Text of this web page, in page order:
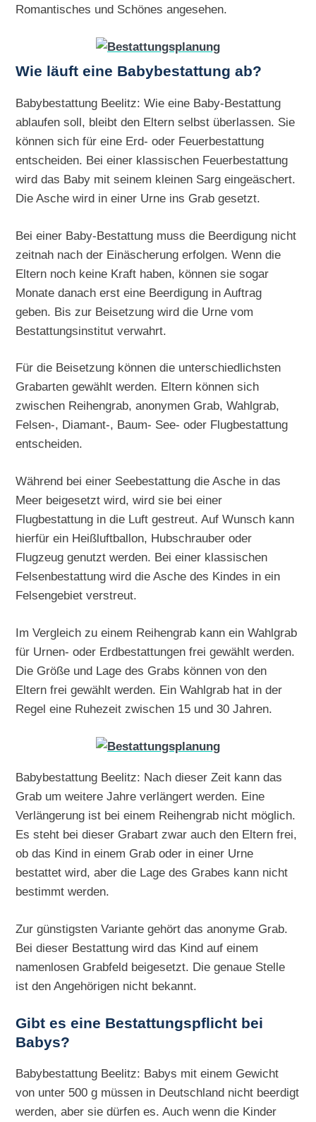
Romantisches und Schönes angesehen.
Wie läuft eine Babybestattung ab?
Babybestattung Beelitz: Wie eine Baby-Bestattung
ablaufen soll, bleibt den Eltern selbst überlassen. Sie
können sich für eine Erd- oder Feuerbestattung
entscheiden. Bei einer klassischen Feuerbestattung
wird das Baby mit seinem kleinen Sarg eingeäschert.
Die Asche wird in einer Urne ins Grab gesetzt.
Bei einer Baby-Bestattung muss die Beerdigung nicht
zeitnah nach der Einäscherung erfolgen. Wenn die
Eltern noch keine Kraft haben, können sie sogar
Monate danach erst eine Beerdigung in Auftrag
geben. Bis zur Beisetzung wird die Urne vom
Bestattungsinstitut verwahrt.
Für die Beisetzung können die unterschiedlichsten
Grabarten gewählt werden. Eltern können sich
zwischen Reihengrab, anonymen Grab, Wahlgrab,
Felsen-, Diamant-, Baum- See- oder Flugbestattung
entscheiden.
Während bei einer Seebestattung die Asche in das
Meer beigesetzt wird, wird sie bei einer
Flugbestattung in die Luft gestreut. Auf Wunsch kann
hierfür ein Heißluftballon, Hubschrauber oder
Flugzeug genutzt werden. Bei einer klassischen
Felsenbestattung wird die Asche des Kindes in ein
Felsengebiet verstreut.
Im Vergleich zu einem Reihengrab kann ein Wahlgrab
für Urnen- oder Erdbestattungen frei gewählt werden.
Die Größe und Lage des Grabs können von den
Eltern frei gewählt werden. Ein Wahlgrab hat in der
Regel eine Ruhezeit zwischen 15 und 30 Jahren.
Babybestattung Beelitz: Nach dieser Zeit kann das
Grab um weitere Jahre verlängert werden. Eine
Verlängerung ist bei einem Reihengrab nicht möglich.
Es steht bei dieser Grabart zwar auch den Eltern frei,
ob das Kind in einem Grab oder in einer Urne
bestattet wird, aber die Lage des Grabes kann nicht
bestimmt werden.
Zur günstigsten Variante gehört das anonyme Grab.
Bei dieser Bestattung wird das Kind auf einem
namenlosen Grabfeld beigesetzt. Die genaue Stelle
ist den Angehörigen nicht bekannt.
Gibt es eine Bestattungspflicht bei
Babys?
Babybestattung Beelitz: Babys mit einem Gewicht
von unter 500 g müssen in Deutschland nicht beerdigt
werden, aber sie dürfen es. Auch wenn die Kinder